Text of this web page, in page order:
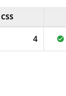
CSS
4